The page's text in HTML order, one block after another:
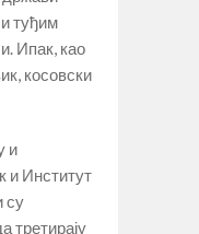
туђим
Ипак, као
косовски
и
и Институт
су
третирају